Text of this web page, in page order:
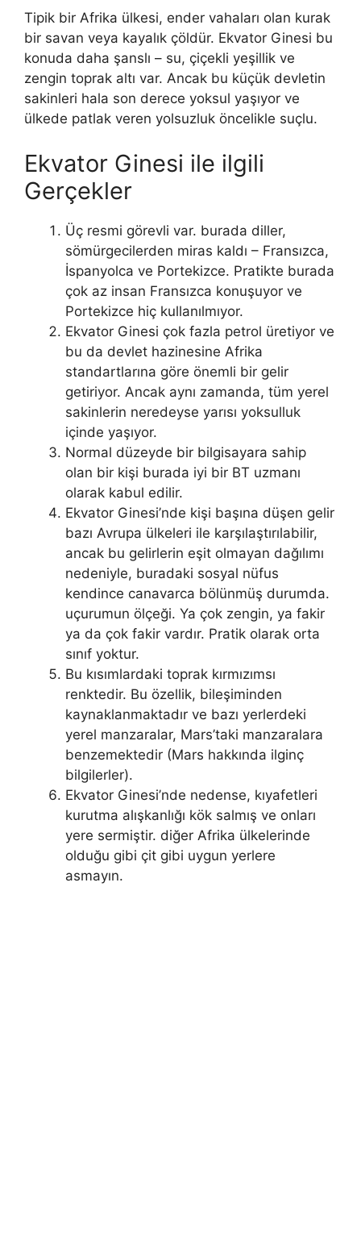
Tipik bir Afrika ülkesi, ender vahaları olan kurak
bir savan veya kayalık çöldür. Ekvator Ginesi bu
konuda daha şanslı – su, çiçekli yeşillik ve
zengin toprak altı var. Ancak bu küçük devletin
sakinleri hala son derece yoksul yaşıyor ve
ülkede patlak veren yolsuzluk öncelikle suçlu.
Ekvator Ginesi ile ilgili
Gerçekler
Üç resmi görevli var. burada diller,
sömürgecilerden miras kaldı – Fransızca,
İspanyolca ve Portekizce. Pratikte burada
çok az insan Fransızca konuşuyor ve
Portekizce hiç kullanılmıyor.
Ekvator Ginesi çok fazla petrol üretiyor ve
bu da devlet hazinesine Afrika
standartlarına göre önemli bir gelir
getiriyor. Ancak aynı zamanda, tüm yerel
sakinlerin neredeyse yarısı yoksulluk
içinde yaşıyor.
Normal düzeyde bir bilgisayara sahip
olan bir kişi burada iyi bir BT uzmanı
olarak kabul edilir.
Ekvator Ginesi’nde kişi başına düşen gelir
bazı Avrupa ülkeleri ile karşılaştırılabilir,
ancak bu gelirlerin eşit olmayan dağılımı
nedeniyle, buradaki sosyal nüfus
kendince canavarca bölünmüş durumda.
uçurumun ölçeği. Ya çok zengin, ya fakir
ya da çok fakir vardır. Pratik olarak orta
sınıf yoktur.
Bu kısımlardaki toprak kırmızımsı
renktedir. Bu özellik, bileşiminden
kaynaklanmaktadır ve bazı yerlerdeki
yerel manzaralar, Mars’taki manzaralara
benzemektedir (Mars hakkında ilginç
bilgilerler).
Ekvator Ginesi’nde nedense, kıyafetleri
kurutma alışkanlığı kök salmış ve onları
yere sermiştir. diğer Afrika ülkelerinde
olduğu gibi çit gibi uygun yerlere
asmayın.